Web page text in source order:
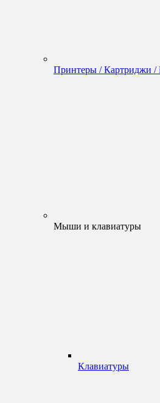
Принтеры / Картриджи /
Мыши и клавиатуры
Клавиатуры